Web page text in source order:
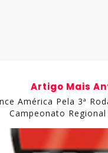
Artigo Mais
América Pela 3ª
Campeonato Regional